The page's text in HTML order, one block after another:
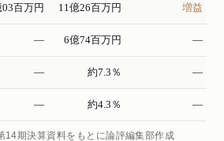
03百万円 11億26百万円 増益
— 6億74百万円 —
— 約7.3％ —
— 約4.3％ —
14期決算資料をもとに論評編集部作成